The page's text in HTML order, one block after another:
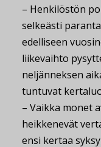
– Henkilöstön
selkeästi
edelliseen
liikevaihto
neljänneksen
tuntuvat
– Vaikka monet
heikkenevät
ensi kertaa